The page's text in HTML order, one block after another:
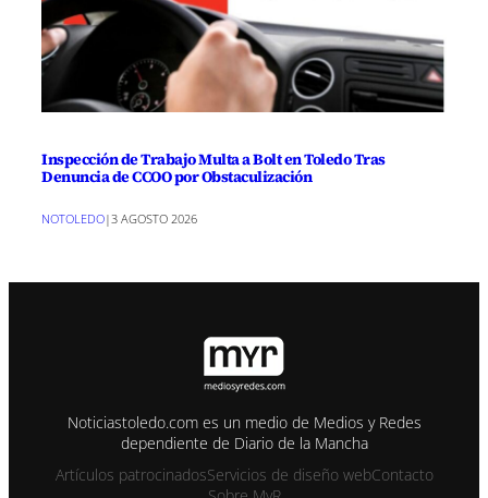
Inspección de Trabajo Multa a Bolt en Toledo Tras
Denuncia de CCOO por Obstaculización
NOTOLEDO|3 AGOSTO 2026
Noticiastoledo.com es un medio de Medios y Redes
dependiente de Diario de la Mancha
Artículos patrocinadosServicios de diseño webContacto